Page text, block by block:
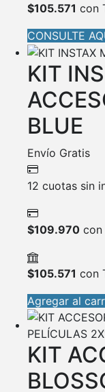
$105.571 con
CONSULTE
KIT
BLUE
Envío Gratis
12 cuotas sin
$109.970 con
$105.571 con
Agregar al
KIT